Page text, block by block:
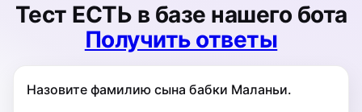
Тест ЕСТЬ в базе нашего бота
Получить ответы
Назовите фамилию сына бабки Маланьи.